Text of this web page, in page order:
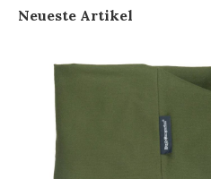
Neueste Artikel